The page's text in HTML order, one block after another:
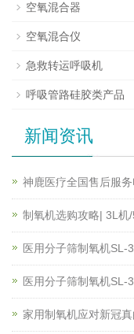
空氧混合器
空氧混合仪
急救转运呼吸机
呼吸管路硅胶类产品
新闻资讯
神鹿医疗全国售后服
制氧机选购攻略| 3L机
医用分子筛制氧机SL-
医用分子筛制氧机SL-
家用制氧机应对新冠真